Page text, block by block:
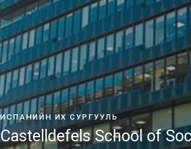
ИСПАНИЙН ИХ СУРГУУЛЬ
Castelldefels School of